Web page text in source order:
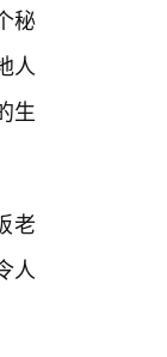
秘
人
生
老
人